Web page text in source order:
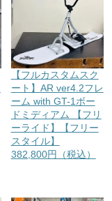
【フルカスタムスク
ート】AR ver4.2フレ
ーム with GT-1ボー
ドミディアム 【フリ
ーライド】【フリー
スタイル】
382,800円（税込）